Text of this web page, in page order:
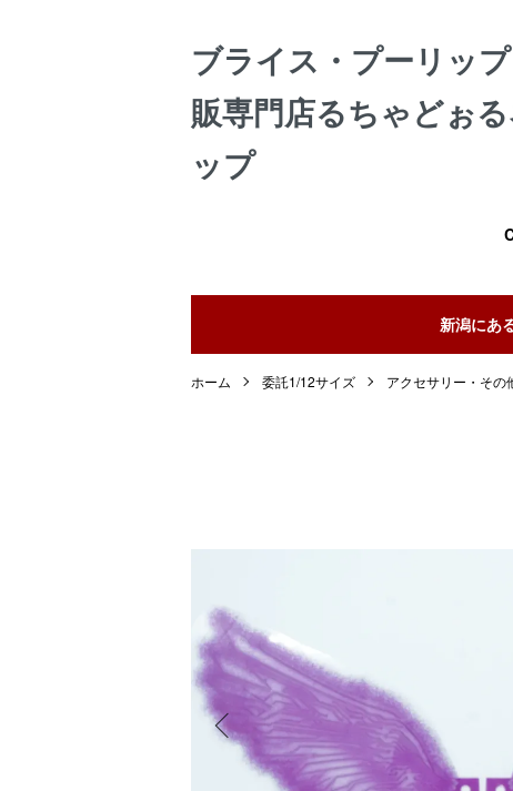
ブライス・プーリッ
販専門店るちゃどぉ
ップ
新潟にあ
ホーム 委託1/12サイズ アクセサリー・その